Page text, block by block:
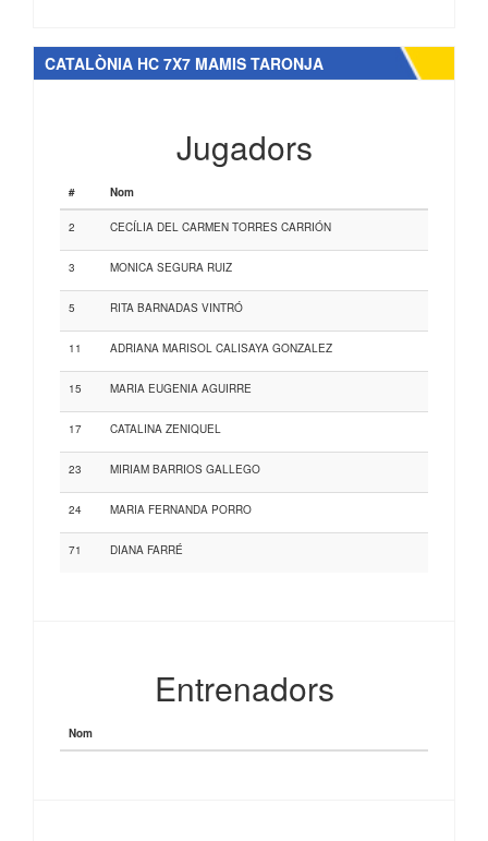
CATALÒNIA HC 7X7 MAMIS TARONJA
Jugadors
# Nom
2 CECÍLIA DEL CARMEN TORRES CARRIÓN
3 MONICA SEGURA RUIZ
5 RITA BARNADAS VINTRÓ
11 ADRIANA MARISOL CALISAYA GONZALEZ
15 MARIA EUGENIA AGUIRRE
17 CATALINA ZENIQUEL
23 MIRIAM BARRIOS GALLEGO
24 MARIA FERNANDA PORRO
71 DIANA FARRÉ
Entrenadors
Nom